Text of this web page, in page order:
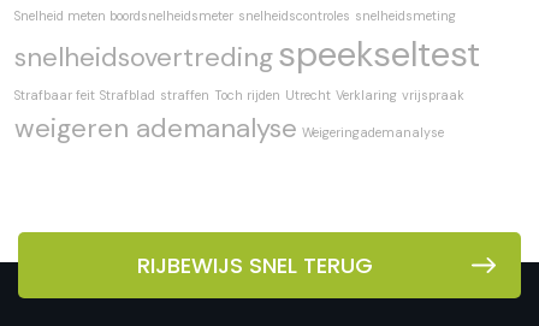
Snelheid meten boordsnelheidsmeter snelheidscontroles snelheidsmeting
snelheidsovertredingspeekseltest
Strafbaar feit Strafblad straffen Toch rijden Utrecht Verklaring vrijspraak
weigeren ademanalyse Weigeringademanalyse
RIJBEWIJS SNEL TERUG